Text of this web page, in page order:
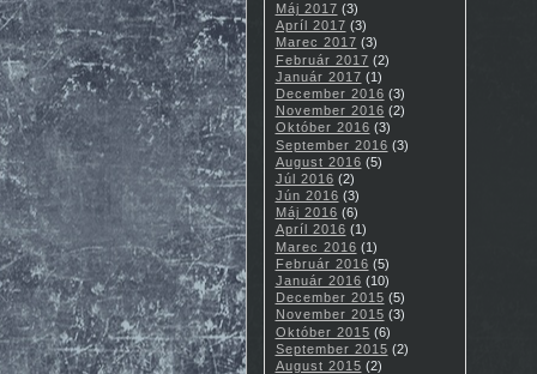
Máj 2017 (3)
Apríl 2017 (3)
Marec 2017 (3)
Február 2017 (2)
Január 2017 (1)
December 2016 (3)
November 2016 (2)
Október 2016 (3)
September 2016 (3)
August 2016 (5)
Júl 2016 (2)
Jún 2016 (3)
Máj 2016 (6)
Apríl 2016 (1)
Marec 2016 (1)
Február 2016 (5)
Január 2016 (10)
December 2015 (5)
November 2015 (3)
Október 2015 (6)
September 2015 (2)
August 2015 (2)